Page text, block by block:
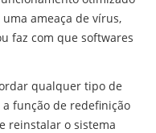
ameaça de vírus,
faz com que softwares
qualquer tipo de
função de redefinição
reinstalar o sistema